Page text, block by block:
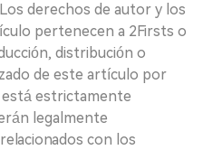
derechos de autor y los
pertenecen a 2Firsts o
distribución o
de este artículo por
está estrictamente
legalmente
con los